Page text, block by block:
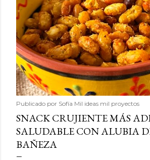
Publicado por Sofía Mil ideas mil proyectos
SNACK CRUJIENTE MÁS
SALUDABLE CON ALUBIA
BAÑEZA